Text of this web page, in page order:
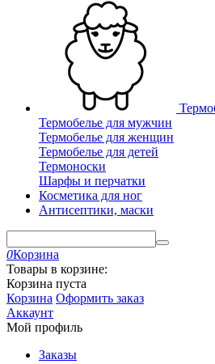
Термобелье для мужчин
Термобелье для женщин
Термобелье для детей
Термоноски
Шарфы и перчатки
Косметика для ног
Антисептики, маски
0Корзина
Товары в корзине:
Корзина пуста
Корзина Оформить заказ
Аккаунт
Мой профиль
Заказы